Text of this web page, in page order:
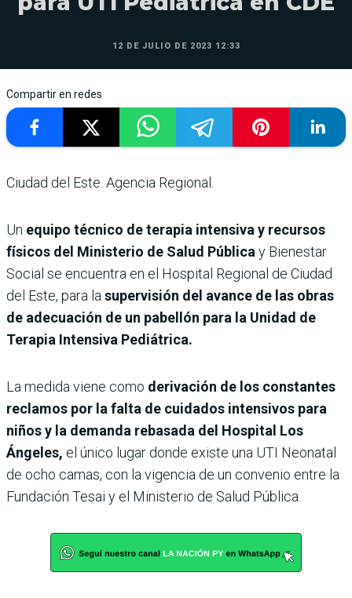
12 DE JULIO DE 2023 12:33
Compartir en redes
Ciudad del Este. Agencia Regional.
Un equipo técnico de terapia intensiva y recursos
físicos del Ministerio de Salud Pública y Bienestar
Social se encuentra en el Hospital Regional de Ciudad
del Este, para la supervisión del avance de las obras
de adecuación de un pabellón para la Unidad de
Terapia Intensiva Pediátrica.
La medida viene como derivación de los constantes
reclamos por la falta de cuidados intensivos para
niños y la demanda rebasada del Hospital Los
Ángeles, el único lugar donde existe una UTI Neonatal
de ocho camas, con la vigencia de un convenio entre la
Fundación Tesai y el Ministerio de Salud Pública.